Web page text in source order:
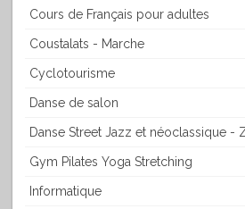
Cours de Français pour adultes
Coustalats - Marche
Cyclotourisme
Danse de salon
Danse Street Jazz et néoclassique -
Gym Pilates Yoga Stretching
Informatique